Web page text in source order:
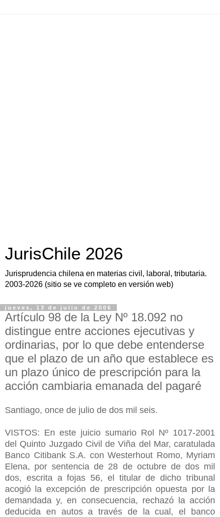
JurisChile 2026
Jurisprudencia chilena en materias civil, laboral, tributaria.
2003-2026 (sitio se ve completo en versión web)
jueves, 13 de julio de 2006
Artículo 98 de la Ley Nº 18.092 no
distingue entre acciones ejecutivas y
ordinarias, por lo que debe entenderse
que el plazo de un año que establece es
un plazo único de prescripción para la
acción cambiaria emanada del pagaré
Santiago, once de julio de dos mil seis.
VISTOS: En este juicio sumario Rol Nº 1017-2001
del Quinto Juzgado Civil de Viña del Mar, caratulada
Banco Citibank S.A. con Westerhout Romo, Myriam
Elena, por sentencia de 28 de octubre de dos mil
dos, escrita a fojas 56, el titular de dicho tribunal
acogió la excepción de prescripción opuesta por la
demandada y, en consecuencia, rechazó la acción
deducida en autos a través de la cual, el banco